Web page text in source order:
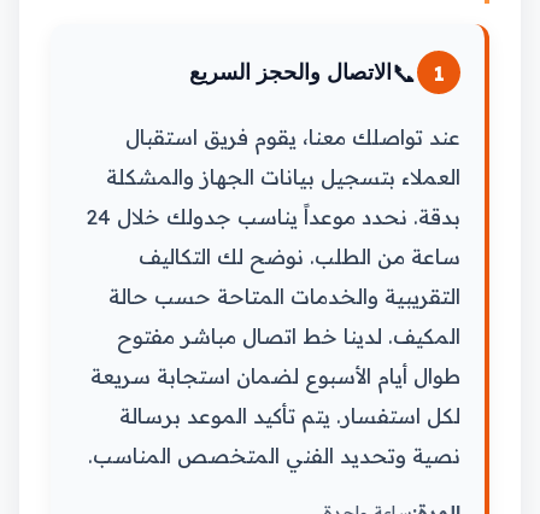
1
📞 الاتصال والحجز السريع
عند تواصلك معنا، يقوم فريق استقبال
العملاء بتسجيل بيانات الجهاز والمشكلة
بدقة. نحدد موعداً يناسب جدولك خلال 24
ساعة من الطلب. نوضح لك التكاليف
التقريبية والخدمات المتاحة حسب حالة
المكيف. لدينا خط اتصال مباشر مفتوح
طوال أيام الأسبوع لضمان استجابة سريعة
لكل استفسار. يتم تأكيد الموعد برسالة
نصية وتحديد الفني المتخصص المناسب.